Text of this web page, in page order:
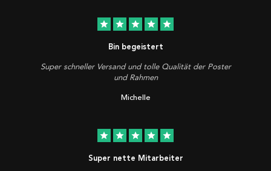
star star star star star
Bin begeistert
Super schneller Versand und tolle Qualität der Poster
und Rahmen
Michelle
star star star star star
Super nette Mitarbeiter